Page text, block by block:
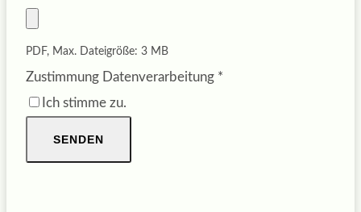
PDF, Max. Dateigröße: 3 MB
Zustimmung Datenverarbeitung *
Ich stimme zu.
SENDEN